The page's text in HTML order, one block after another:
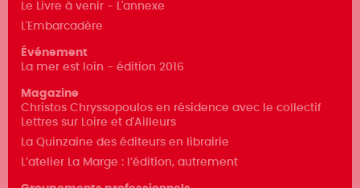
Le Livre à venir - L'annexe
L'Embarcadère
Événement
La mer est loin - édition 2016
Magazine
Christos Chryssopoulos en résidence avec le collectif
Lettres sur Loire et d'Ailleurs
La Quinzaine des éditeurs en librairie
L’atelier La Marge : l’édition, autrement